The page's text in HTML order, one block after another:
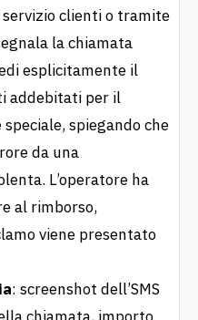
clienti o tramite
la chiamata
esplicitamente il
addebitati per il
spiegando che
da una
L’operatore ha
al rimborso,
viene presentato
: screenshot dell’SMS